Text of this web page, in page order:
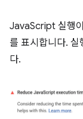
JavaScript 실행
를 표시합니다. 실
다.